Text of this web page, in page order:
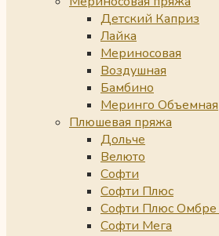
Детский Каприз
Лайка
Мериносовая
Воздушная
Бамбино
Меринго Объемная
Плюшевая пряжа
Дольче
Велюто
Софти
Софти Плюс
Софти Плюс Омбре
Софти Мега